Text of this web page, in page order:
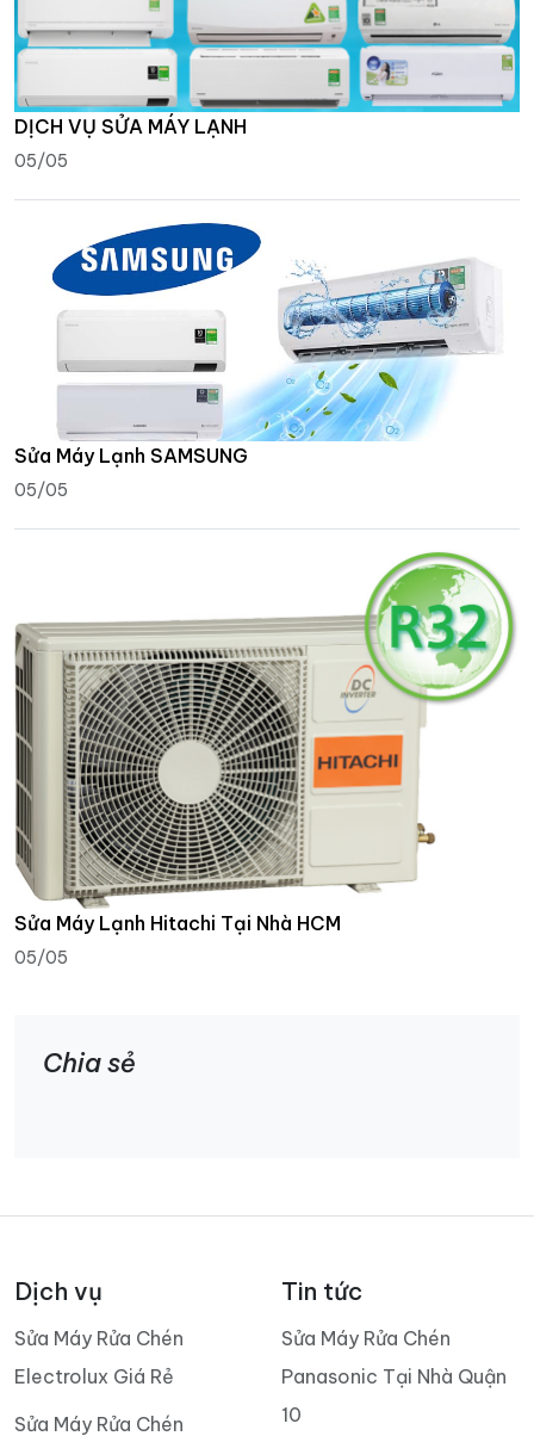
DỊCH VỤ SỬA MÁY LẠNH
05/05
Sửa Máy Lạnh SAMSUNG
05/05
Sửa Máy Lạnh Hitachi Tại Nhà HCM
05/05
Chia sẻ
Dịch vụ
Sửa Máy Rửa Chén
Electrolux Giá Rẻ
Sửa Máy Rửa Chén
Tin tức
Sửa Máy Rửa Chén
Panasonic Tại Nhà Quận
10